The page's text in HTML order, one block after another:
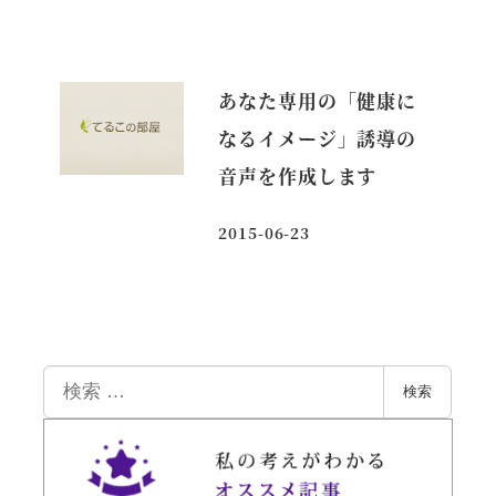
あなた専用の「健康に
なるイメージ」誘導の
音声を作成します
投稿日
2015-06-23
索
検索